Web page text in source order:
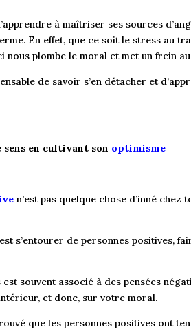
à maîtriser ses sources
En effet, que ce soit le stress au
nous plombe le moral et met un frein au
de savoir s’en détacher et
en cultivant son optimisme
n’est pas quelque chose d’inné chez
s’entourer de personnes positives,
est souvent associé à des pensées
et donc, sur votre moral.
que les personnes positives ont